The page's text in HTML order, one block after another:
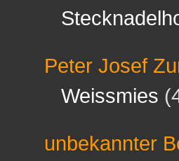
Peter Josef
Weissmies
unbekannter